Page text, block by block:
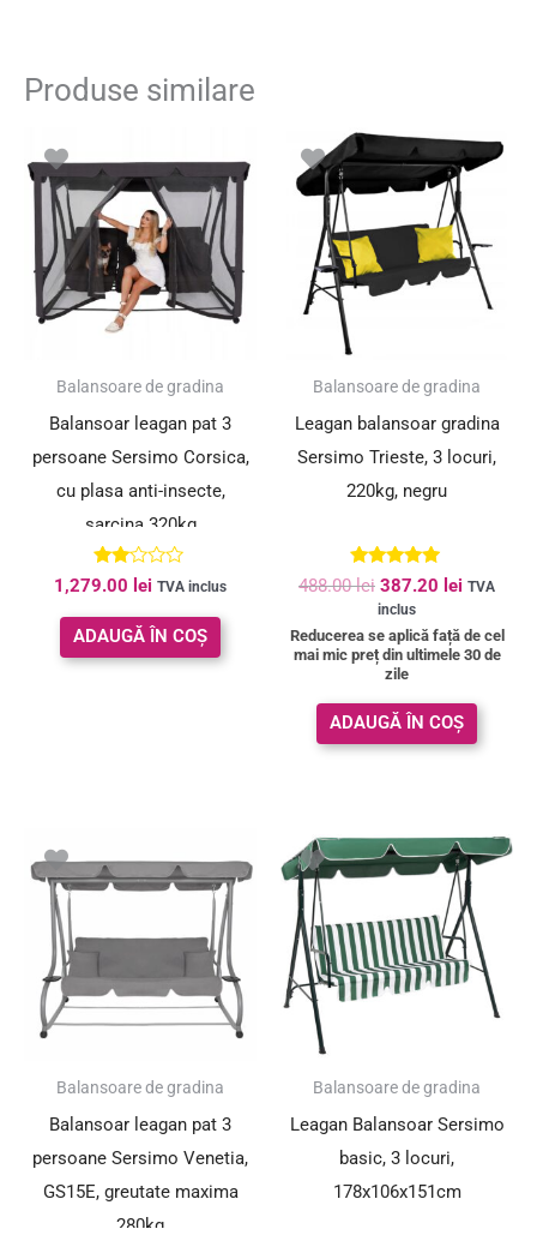
Produse similare
Balansoare de gradina
Balansoar leagan pat 3
persoane Sersimo Corsica,
cu plasa anti-insecte,
sarcina 320kg
Evaluat
la
2.00
din
5
1,279.00 lei TVA inclus
ADAUGĂ ÎN COȘ
SUPER PREȚ!
Balansoare de gradina
Leagan balansoar gradina
Sersimo Trieste, 3 locuri,
220kg, negru
Evaluat la
5.00
din 5
488.00lei
Prețul
inițial
488.00 lei.
387.20 lei
Prețul
curent
TVA
inclus
Reducerea se aplică față de cel
mai mic preț din ultimele 30 de
zile
ADAUGĂ ÎN COȘ
SUPER PREȚ!
Balansoare de gradina
Balansoar leagan pat 3
persoane Sersimo Venetia,
GS15E, greutate maxima
280kg
inițial
a
curent
este:
849.00 lei.
Balansoare de gradina
Leagan Balansoar Sersimo
basic, 3 locuri,
178x106x151cm